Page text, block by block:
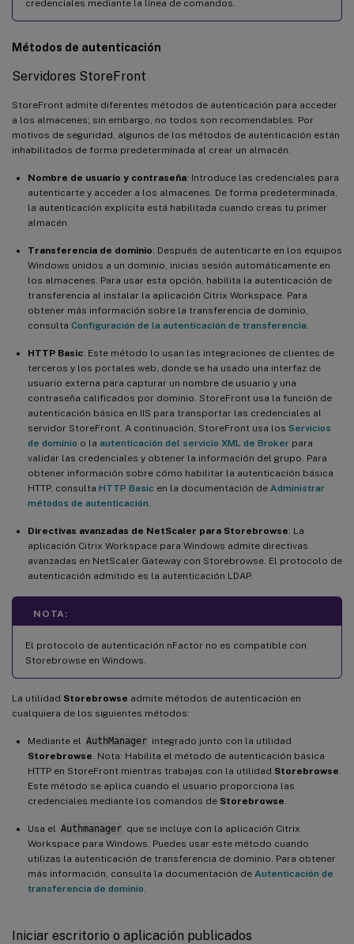
credenciales mediante la línea de comandos.
Métodos de autenticación
Servidores StoreFront
StoreFront admite diferentes métodos de autenticación para acceder
a los almacenes; sin embargo, no todos son recomendables. Por
motivos de seguridad, algunos de los métodos de autenticación están
inhabilitados de forma predeterminada al crear un almacén.
Nombre de usuario y contraseña: Introduce las credenciales para
autenticarte y acceder a los almacenes. De forma predeterminada,
la autenticación explícita está habilitada cuando creas tu primer
almacén.
Transferencia de dominio: Después de autenticarte en los equipos
Windows unidos a un dominio, inicias sesión automáticamente en
los almacenes. Para usar esta opción, habilita la autenticación de
transferencia al instalar la aplicación Citrix Workspace. Para
obtener más información sobre la transferencia de dominio,
consulta Configuración de la autenticación de transferencia
HTTP Basic: Este método lo usan las integraciones de clientes de
terceros y los portales web, donde se ha usado una interfaz de
usuario externa para capturar un nombre de usuario y una
contraseña calificados por dominio. StoreFront usa la función de
autenticación básica en IIS para transportar las credenciales al
servidor StoreFront. A continuación, StoreFront usa los Servicios
de dominio o la autenticación del servicio XML de Broker para
validar las credenciales y obtener la información del grupo. Para
obtener información sobre cómo habilitar la autenticación básica
HTTP, consulta HTTP Basic en la documentación de Administrar
métodos de autenticación
Directivas avanzadas de NetScaler para Storebrowse: La
aplicación Citrix Workspace para Windows admite directivas
avanzadas en NetScaler Gateway con Storebrowse. El protocolo de
autenticación admitido es la autenticación LDAP.
NOTA:
El protocolo de autenticación nFactor no es compatible con
Storebrowse en Windows.
La utilidad Storebrowse admite métodos de autenticación en
cualquiera de los siguientes métodos:
Mediante el AuthManager integrado junto con la utilidad
Storebrowse . Nota: Habilita el método de autenticación básica
HTTP en StoreFront mientras trabajas con la utilidad Storebrowse
Este método se aplica cuando el usuario proporciona las
credenciales mediante los comandos de Storebrowse
Usa el Authmanager que se incluye con la aplicación Citrix
Workspace para Windows. Puedes usar este método cuando
utilizas la autenticación de transferencia de dominio. Para obtener
más información, consulta la documentación de Autenticación de
transferencia de dominio
Iniciar escritorio o aplicación publicados